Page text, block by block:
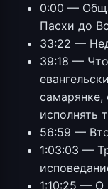
0:00 —
Пасхи до
33:22 —
39:18 — Что
исполнять
56:59 —
1:03:03 —
1:10:25 — О